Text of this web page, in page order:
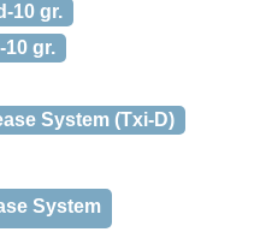
10 gr.
gr.
System (Txi-D)
System